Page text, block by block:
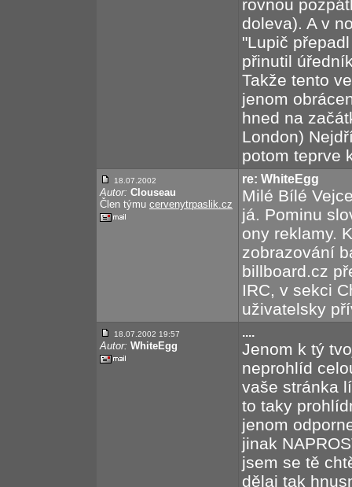
rovnou
doleva). A v
"Lupič
přinutil
Takže tento
jenom
hned na
London)
potom teprve
18.07.2002
Autor: Clouseau
Člen týmu cervenytrpaslik.cz
re: WhiteEgg
Milé Bílé
já. Pominu
ony reklamy.
zobrazování
billboard.cz
IRC, v sekci
uživatelsky
18.07.2002 19:57
Autor: WhiteEgg
....
Jenom k tý
neprohlíd
vaše stránka
to taky
jenom
jinak
jsem se tě
dělaj tak